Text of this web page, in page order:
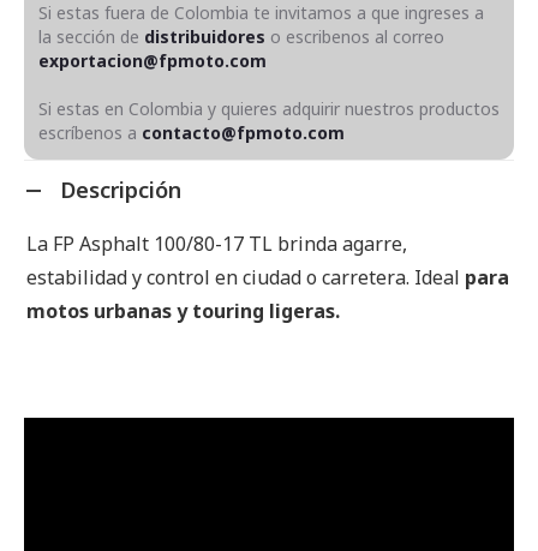
Si estas fuera de Colombia te invitamos a que ingreses a
la sección de distribuidores o escribenos al correo
exportacion@fpmoto.com
Si estas en Colombia y quieres adquirir nuestros productos
escríbenos a contacto@fpmoto.com
Descripción
La FP Asphalt 100/80-17 TL brinda agarre,
estabilidad y control en ciudad o carretera. Ideal para
motos urbanas y touring ligeras.